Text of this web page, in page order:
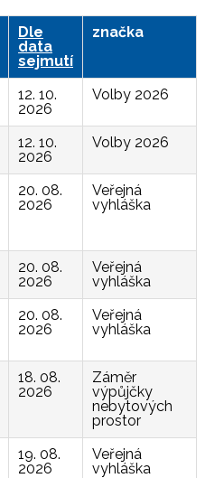
Dle
data
sejmutí
značka
12. 10.
2026
Volby 2026
12. 10.
2026
Volby 2026
20. 08.
2026
Veřejná
vyhláška
20. 08.
2026
Veřejná
vyhláška
20. 08.
2026
Veřejná
vyhláška
18. 08.
2026
Záměr
výpůjčky
nebytových
prostor
19. 08.
2026
Veřejná
vyhláška